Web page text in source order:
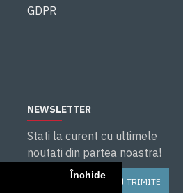
Închide
GDPR
NEWSLETTER
Stati la curent cu ultimele
noutati din partea noastra!
TRIMITE